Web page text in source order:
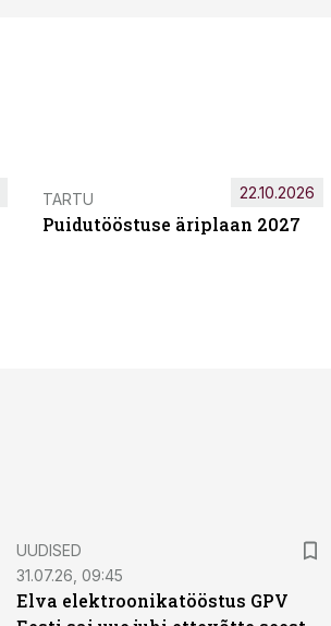
TARTU
Puidutööstuse äriplaan 2027
22.10.2026
UUDISED
31.07.26, 09:45
Elva elektroonikatööstus GPV